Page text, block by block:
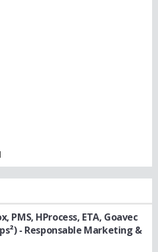
PMS, HProcess, ETA, Goavec
- Responsable Marketing &